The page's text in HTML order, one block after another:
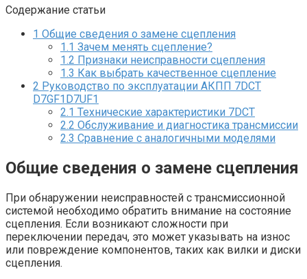
Содержание статьи
1 Общие сведения о замене сцепления
1.1 Зачем менять сцепление?
1.2 Признаки неисправности сцепления
1.3 Как выбрать качественное сцепление
2 Руководство по эксплуатации АКПП 7DCT
D7GF1D7UF1
2.1 Технические характеристики 7DCT
2.2 Обслуживание и диагностика трансмиссии
2.3 Сравнение с аналогичными моделями
Общие сведения о замене сцепления
При обнаружении неисправностей с трансмиссионной
системой необходимо обратить внимание на состояние
сцепления. Если возникают сложности при
переключении передач, это может указывать на износ
или повреждение компонентов, таких как вилки и диски
сцепления.